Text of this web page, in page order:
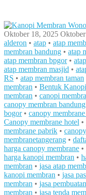
Oktober 18, 2025
alderon • atap • atap
membran bandung • atap
atap membran bpgor•
atap membran masjid •
RS • atap membran taman
membran • Bentuk Kanopi
membran • canopi
canopy membran bandung
bogor• canopy
Canopy membrane hotel •
membrane pabrik •
membranetangerang •
harga canopy membrane •
harga kanopi membran •
membran • jasa atap
kanopi membran • jasa
membran • jasa
membran • jasa tenda